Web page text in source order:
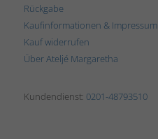
Rückgabe
Kaufinformationen & Impressum
Kauf widerrufen
Über Ateljé Margaretha
Kundendienst: 0201-48793510